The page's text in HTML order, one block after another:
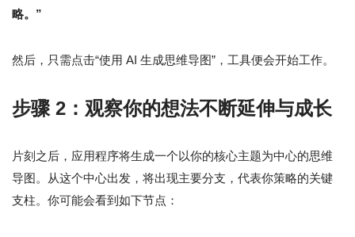
略。”
然后，只需点击“使用 AI 生成思维导图”，工具便会开始工作。
步骤 2：观察你的想法不断延伸与成长
片刻之后，应用程序将生成一个以你的核心主题为中心的思维
导图。从这个中心出发，将出现主要分支，代表你策略的关键
支柱。你可能会看到如下节点：